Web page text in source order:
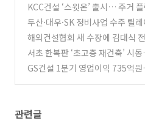
KCC건설 ‘스윗온’ 출시… 주거
화 | 스위첸 브랜드 전략 분석
(0)
두산·대우·SK 정비사업 수주 릴
는 안전·조직문화 강화 | 건설워커
(0)
해외건설협회 새 수장에 김대식
사…“해외수주 판 넓힌다” (1)
서초 한복판 ‘초고층 재건축’ 시
00억 승부수 던졌다
(0)
GS건설 1분기 영업이익 735억
관련글